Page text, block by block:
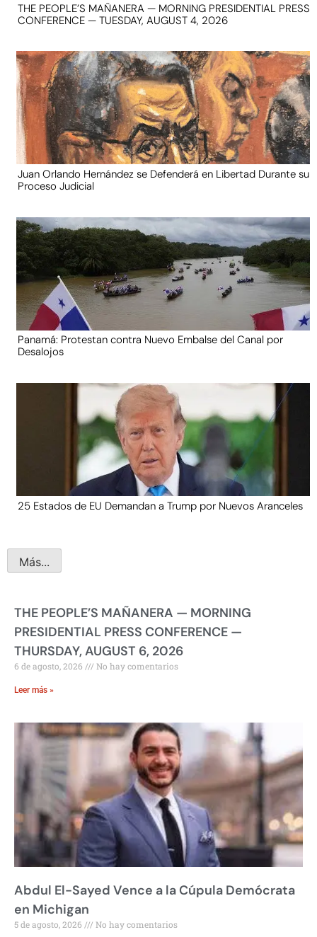
THE PEOPLE’S MAÑANERA — MORNING PRESIDENTIAL PRESS
CONFERENCE — TUESDAY, AUGUST 4, 2026
Juan Orlando Hernández se Defenderá en Libertad Durante su
Proceso Judicial
Panamá: Protestan contra Nuevo Embalse del Canal por
Desalojos
25 Estados de EU Demandan a Trump por Nuevos Aranceles
Más...
THE PEOPLE’S MAÑANERA — MORNING
PRESIDENTIAL PRESS CONFERENCE —
THURSDAY, AUGUST 6, 2026
6 de agosto, 2026 No hay comentarios
Leer más »
Abdul El-Sayed Vence a la Cúpula Demócrata
en Michigan
5 de agosto, 2026 No hay comentarios